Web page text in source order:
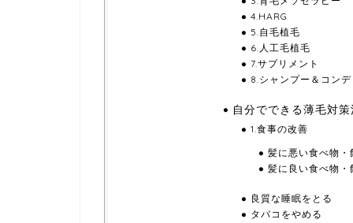
4.HARG
5.自毛植毛
6.人工毛植毛
7.サプリメント
8.シャンプー＆コン
自分でできる薄毛対策
1.食事の改善
髪に悪い食べ物・
髪に良い食べ物・
良質な睡眠をとる
タバコをやめる